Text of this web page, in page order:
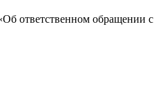
ответственном обращении с